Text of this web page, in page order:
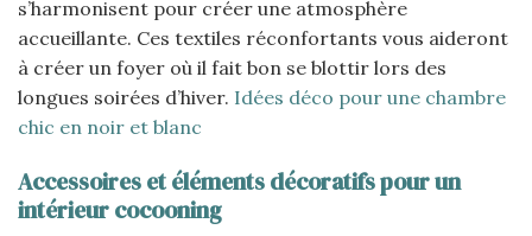
s’harmonisent pour créer une atmosphère
accueillante. Ces textiles réconfortants vous aideront
à créer un foyer où il fait bon se blottir lors des
longues soirées d’hiver. Idées déco pour une chambre
chic en noir et blanc
Accessoires et éléments décoratifs pour un
intérieur cocooning